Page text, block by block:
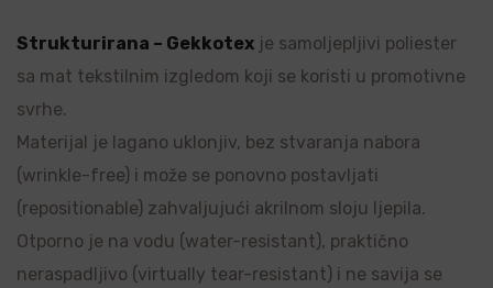
Strukturirana – Gekkotex je samoljepljivi poliester
sa mat tekstilnim izgledom koji se koristi u promotivne
svrhe.
Materijal je lagano uklonjiv, bez stvaranja nabora
(wrinkle-free) i može se ponovno postavljati
(repositionable) zahvaljujući akrilnom sloju ljepila.
Otporno je na vodu (water-resistant), praktično
neraspadljivo (virtually tear-resistant) i ne savija se